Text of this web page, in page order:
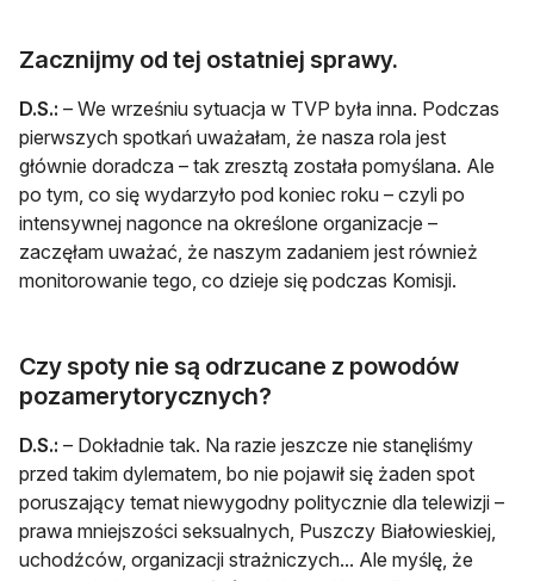
Zacznijmy od tej ostatniej sprawy.
D.S.: – We wrześniu sytuacja w TVP była inna. Podczas
pierwszych spotkań uważałam, że nasza rola jest
głównie doradcza – tak zresztą została pomyślana. Ale
po tym, co się wydarzyło pod koniec roku – czyli po
intensywnej nagonce na określone organizacje –
zaczęłam uważać, że naszym zadaniem jest również
monitorowanie tego, co dzieje się podczas Komisji.
Czy spoty nie są odrzucane z powodów
pozamerytorycznych?
D.S.: – Dokładnie tak. Na razie jeszcze nie stanęliśmy
przed takim dylematem, bo nie pojawił się żaden spot
poruszający temat niewygodny politycznie dla telewizji –
prawa mniejszości seksualnych, Puszczy Białowieskiej,
uchodźców, organizacji strażniczych... Ale myślę, że